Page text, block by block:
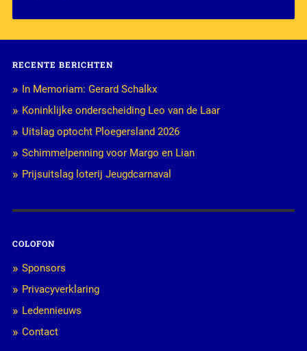
RECENTE BERICHTEN
In Memoriam: Gerard Schalkx
Koninklijke onderscheiding Leo van de Laar
Uitslag optocht Ploegersland 2026
Schimmelpenning voor Margo en Lian
Prijsuitslag loterij Jeugdcarnaval
COLOFON
Sponsors
Privacyverklaring
Ledennieuws
Contact